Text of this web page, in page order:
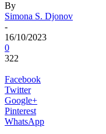
By
Simona S. Djonov
-
16/10/2023
0
322
Facebook
Twitter
Google+
Pinterest
WhatsApp